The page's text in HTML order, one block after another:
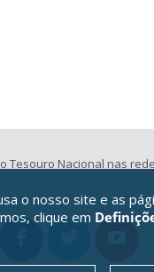
Tesouro Nacional nas
o nosso site e as
clique em